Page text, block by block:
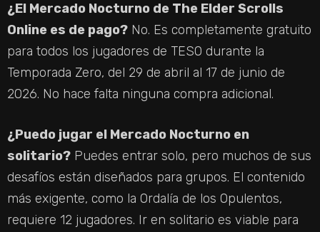
¿El Mercado Nocturno de The Elder Scrolls
Online es de pago? No. Es completamente gratuito
para todos los jugadores de TESO durante la
Temporada Zero, del 29 de abril al 17 de junio de
2026. No hace falta ninguna compra adicional.
¿Puedo jugar el Mercado Nocturno en
solitario? Puedes entrar solo, pero muchos de sus
desafíos están diseñados para grupos. El contenido
más exigente, como la Ordalía de los Opulentos,
requiere 12 jugadores. Ir en solitario es viable para